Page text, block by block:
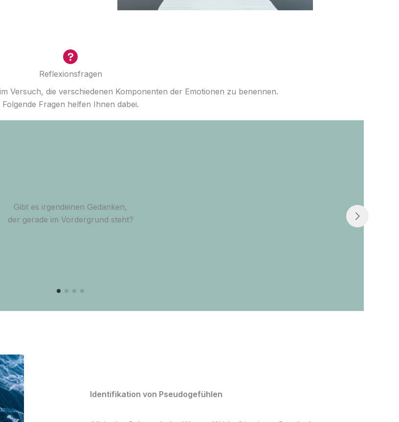
Reflexionsfragen
Versuch, die verschiedenen Komponenten der Emotionen zu benennen.
Folgende Fragen helfen Ihnen dabei.
Gibt es irgendeinen Gedanken,
der gerade im Vordergrund steht?
Identifikation von Pseudogefühlen